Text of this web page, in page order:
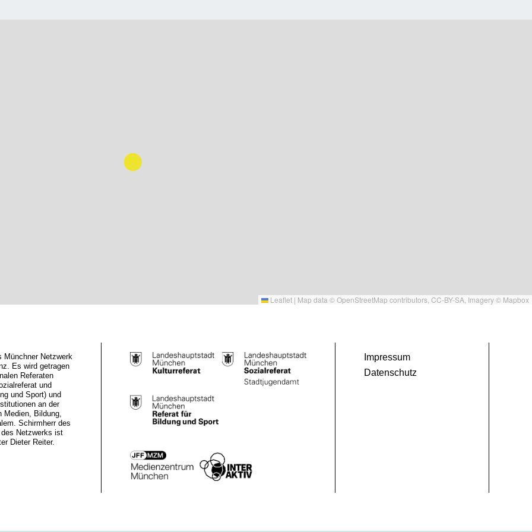
Leaflet | Map data ©OpenStreetMap contributors, CC-BY-SA , Imagery © Mapbox
Netzwerk
Es wird getragen
Referaten
und
und Sport) und
an der
Bildung,
Schirmherr des
Netzwerks ist
Dieter Reiter.
Impressum
Datenschutz